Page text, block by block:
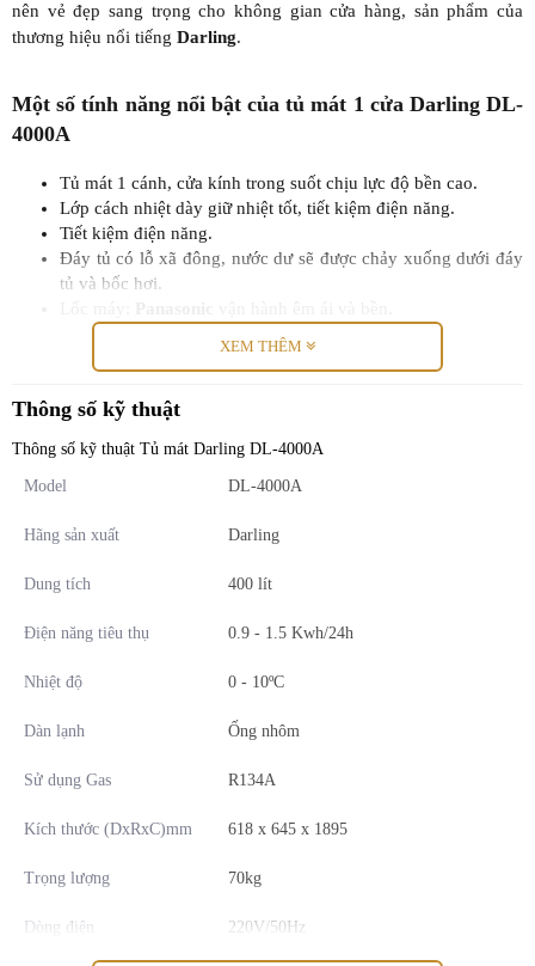
nên vẻ đẹp sang trọng cho không gian cửa hàng, sản phẩm của
thương hiệu nổi tiếng Darling.
Một số tính năng nổi bật củatủ mát 1 cửa Darling DL-
4000A
Tủ mát 1 cánh, cửa kính trong suốt chịu lực độ bền cao.
Lớp cách nhiệt dày giữ nhiệt tốt, tiết kiệm điện năng.
Tiết kiệm điện năng.
Đáy tủ có lỗ xã đông, nước dư sẽ được chảy xuống dưới đáy
tủ và bốc hơi.
Tay nắm phủ bạc sang trọng và dễ dàng vệ sinh.
Có nút điều chỉnh nhiệt độ bên trong.
Sử dụng ga R134a làm lạnh nhanh và thân thiện với môi
Sản xuất theo công nghệ Nhật Bản.
Đặt tủ ở các vị trí thoáng, tránh ánh nắng rọi trực tiếp. Đặt
Không dùng vải phủ lên tủ chống bụi.
Khi nhận tủ không cắm điện liền, để sau 2h cho ổn định khí
ga bên trong.
Lần đầu cắm điện cho chạy không tải 1h, sau đó mới để đồ
vào.
XEM THÊM
Thông số kỹ thuật
Thông số kỹ thuật Tủ mát Darling DL-4000A
Model DL-4000A
Hãng sản xuất Darling
Dung tích 400 lít
Điện năng tiêu thụ 0.9 - 1.5 Kwh/24h
Nhiệt độ 0 - 10ºC
Dàn lạnh Ống nhôm
Sử dụng Gas R134A
Kích thước (DxRxC)mm 618 x 645 x 1895
Trọng lượng 70kg
Dòng điện 220V/50Hz